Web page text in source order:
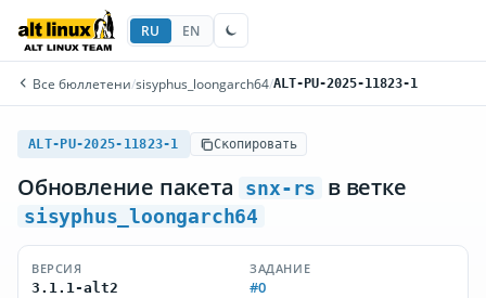
RU EN
Все бюллетени/sisyphus_loongarch64/ALT-PU-2025-11823-1
ALT-PU-2025-11823-1 Скопировать
Обновление пакета snx-rs в ветке
sisyphus_loongarch64
ВЕРСИЯ
3.1.1-alt2
ЗАДАНИЕ
#0